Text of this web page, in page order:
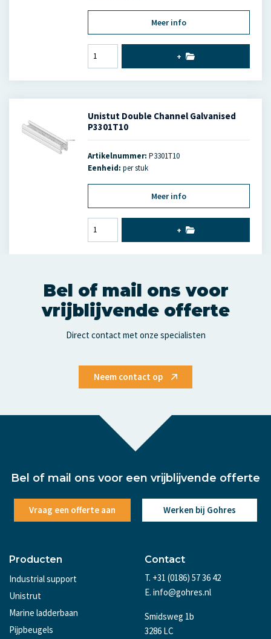
Meer info
+
Unistut Double Channel Galvanised
P3301T10
Artikelnummer: P3301T10
Eenheid: per stuk
Meer info
+
Bel of mail ons voor
vrijblijvende offerte
Direct contact met onze specialisten
Neem contact op
Bel of mail ons voor een vrijblijvende offerte
Vraag een offerte aan Werken bij Gohres
Producten
Industrial support
Unistrut
Marine ladderbaan
Pijpbeugels
Contact
T. +31 (0186) 57 36 42
E. info@gohres.nl
Smidsweg 1b
3286 LC